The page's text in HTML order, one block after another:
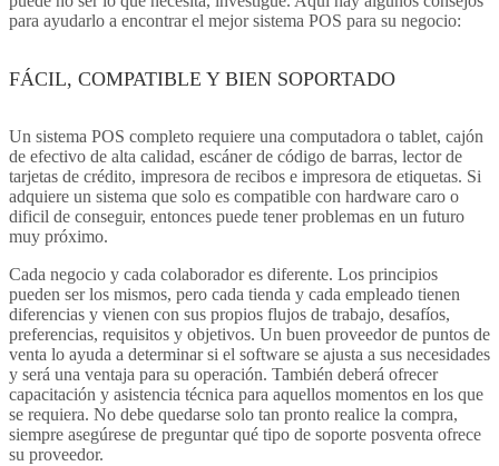
para ayudarlo a encontrar el mejor sistema POS para su negocio:
FÁCIL, COMPATIBLE Y BIEN SOPORTADO
Un sistema POS completo requiere una computadora o tablet, cajón
de efectivo de alta calidad, escáner de código de barras, lector de
tarjetas de crédito, impresora de recibos e impresora de etiquetas. Si
adquiere un sistema que solo es compatible con hardware caro o
dificil de conseguir, entonces puede tener problemas en un futuro
muy próximo.
Cada negocio y cada colaborador es diferente. Los principios
pueden ser los mismos, pero cada tienda y cada empleado tienen
diferencias y vienen con sus propios flujos de trabajo, desafíos,
preferencias, requisitos y objetivos. Un buen proveedor de puntos de
venta lo ayuda a determinar si el software se ajusta a sus necesidades
y será una ventaja para su operación. También deberá ofrecer
capacitación y asistencia técnica para aquellos momentos en los que
se requiera. No debe quedarse solo tan pronto realice la compra,
siempre asegúrese de preguntar qué tipo de soporte posventa ofrece
su proveedor.